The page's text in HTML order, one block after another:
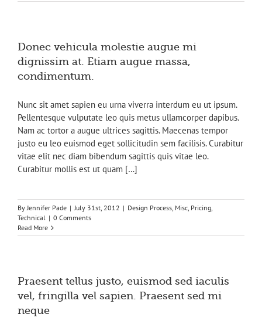
Donec vehicula molestie augue mi
dignissim at. Etiam augue massa,
condimentum.
Nunc sit amet sapien eu urna viverra interdum eu ut ipsum.
Pellentesque vulputate leo quis metus ullamcorper dapibus.
Nam ac tortor a augue ultrices sagittis. Maecenas tempor
justo eu leo euismod eget sollicitudin sem facilisis. Curabitur
vitae elit nec diam bibendum sagittis quis vitae leo.
Curabitur mollis est ut quam […]
ByJennifer Pade | July 31st, 2012 | Design Process, Misc, Pricing,
Technical | 0 Comments
Read More
Praesent tellus justo, euismod sed iaculis
vel, fringilla vel sapien. Praesent sed mi
neque